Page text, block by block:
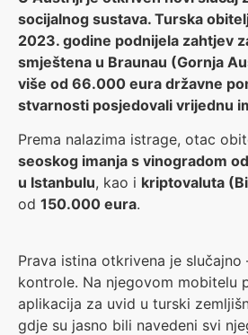
socijalnog sustava. Turska
2023. godine podnijela zahtjev
smještena u Braunau (Gornja
više od 66.000 eura državne
stvarnosti posjedovali vrijednu
Prema nalazima istrage, otac
seoskog imanja s vinogradom
u Istanbulu, kao i kriptovaluta
od 150.000 eura.
Prava istina otkrivena je
kontrole. Na njegovom mobitelu
aplikacija za uvid u turski
gdje su jasno bili navedeni svi